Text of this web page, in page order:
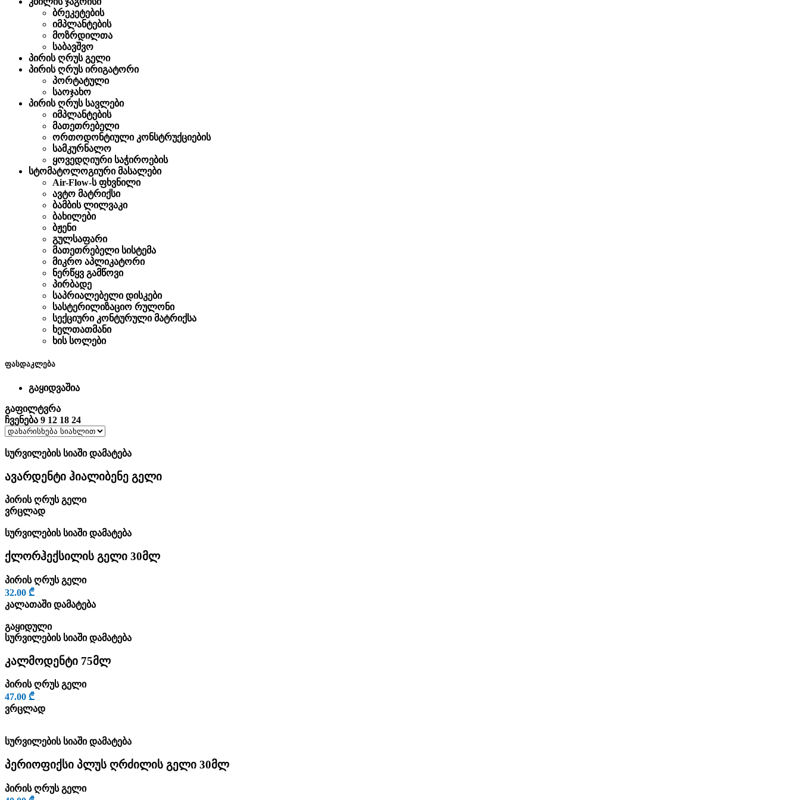
ბრეკეტების
იმპლანტების
მოზრდილთა
საბავშვო
პირის ღრუს გელი
პირის ღრუს ირიგატორი
პორტატული
საოჯახო
პირის ღრუს სავლები
იმპლანტების
მათეთრებელი
ორთოდონტიული კონსტრუქციების
სამკურნალო
ყოვედღიური საჭიროების
სტომატოლოგიური მასალები
Air-Flow-ს ფხვნილი
ავტო მატრიქსი
ბამბის ლილვაკი
ბახილები
ბჟენი
გულსაფარი
მათეთრებელი სისტემა
მიკრო აპლიკატორი
ნერწყვ გამწოვი
პირბადე
საპრიალებელი დისკები
სასტერილიზაციო რულონი
სექციური კონტურული მატრიქსა
ხელთათმანი
ხის სოლები
ფასდაკლება
გაყიდვაშია
გაფილტვრა
ჩვენება 9 12 18 24
სურვილების სიაში დამატება
ავარდენტი ჰიალიბენე გელი
პირის ღრუს გელი
ვრცლად
სურვილების სიაში დამატება
ქლორჰექსილის გელი 30მლ
პირის ღრუს გელი
32.00 ₾
კალათაში დამატება
გაყიდული
სურვილების სიაში დამატება
კალმოდენტი 75მლ
პირის ღრუს გელი
47.00 ₾
ვრცლად
სურვილების სიაში დამატება
პერიოფიქსი პლუს ღრძილის გელი 30მლ
პირის ღრუს გელი